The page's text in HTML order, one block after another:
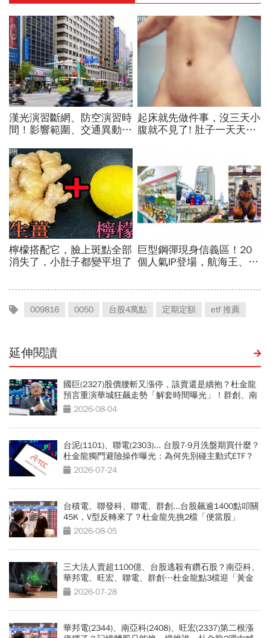
009816 0050 台股4萬點 定期定額 etf 推薦
延伸閱讀
國巨(2327)股價腰斬又漲停，該賣還是續抱？杜金龍
預言重演華城狂飆走勢「解套時間曝光」！群創、南
亞科也點名
2026-08-04
台泥(1101)、聯電(2303)... 台股7-9月洗盤期買什麼？
杜金龍獨門避險操作曝光：為何先別碰主動式ETF？
2026-07-24
台積電、聯發科、聯電、群創...台股飆逾1400點叩關
45K，V型反轉來了？杜金龍先挑2檔「便當股」
2026-08-05
三大法人賣超1100億、台股逃殺有鑽石股？南亞科、
華邦電、旺宏、聯電、群創…杜金龍點3檔迎「黃金
坑」買點
2026-07-28
華邦電(2344)、南亞科(2408)、旺宏(2337)第二根漲